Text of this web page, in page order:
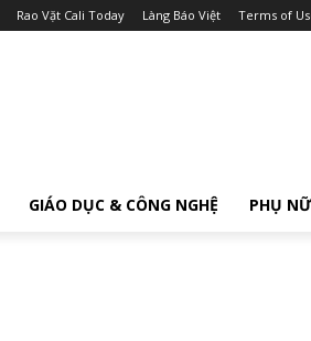
Rao Vặt Cali Today Làng Báo Việt Terms of
GIÁO DỤC & CÔNG NGHỆ PHỤ NỮ